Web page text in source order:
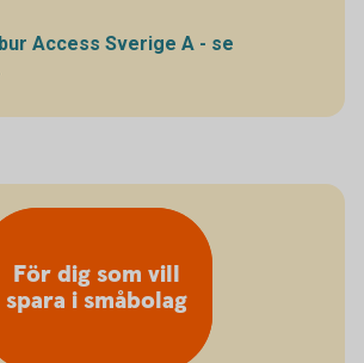
Access Sverige A - se
För dig som vill
spara i småbolag